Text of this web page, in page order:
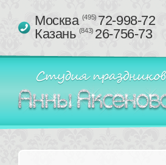
Москва (495)72-998-72
Казань (843)26-756-73